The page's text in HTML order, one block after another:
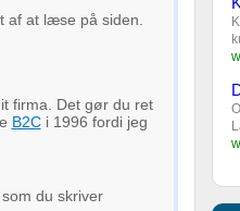
af at læse på siden.
firma. Det gør du ret
B2Ci 1996 fordi jeg
du skriver